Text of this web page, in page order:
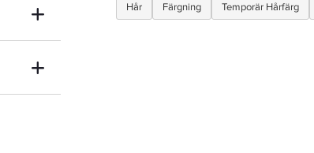
Hår Färgning Temporär Hårfärg